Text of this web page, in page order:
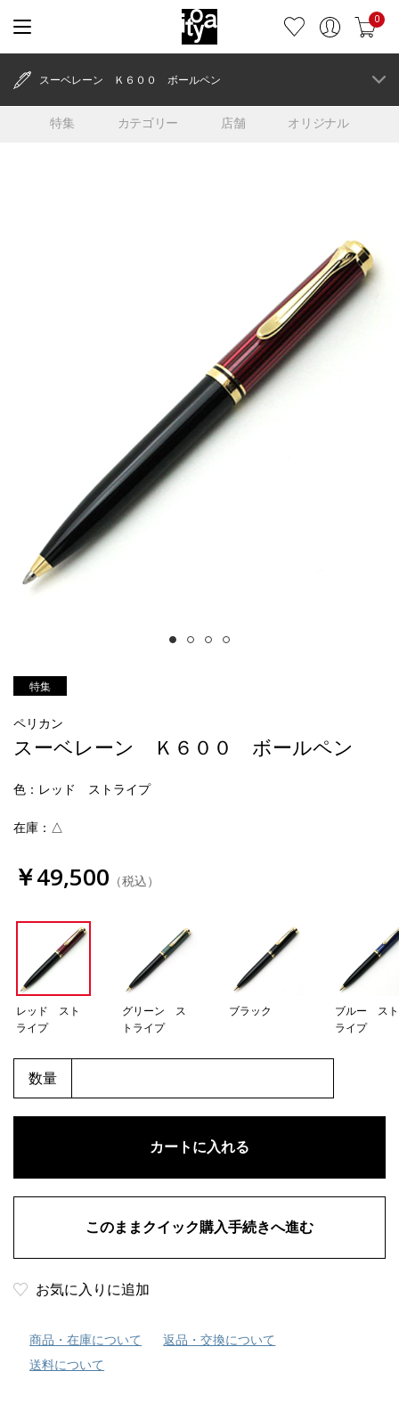
0
特集 カテゴリー 店舗 オリジナル
スーベレーン Ｋ６００ ボールペン
特集
ペリカン
スーベレーン Ｋ６００ ボールペン
色 ：レッド ストライプ
在庫：△
￥49,500 （税込）
レッド スト
ライプ
グリーン ス
トライプ
ブラック
ブルー スト
ライプ
数量
お気に入りに追加
商品・在庫について
返品・交換について
送料について